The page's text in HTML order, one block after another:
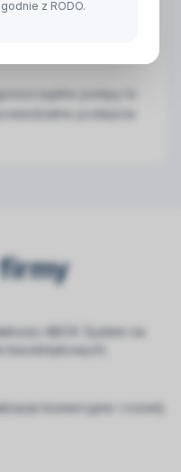
podejście
ABOX System na
bezdotykowych.
komercyjne i rozwój
z RODO.